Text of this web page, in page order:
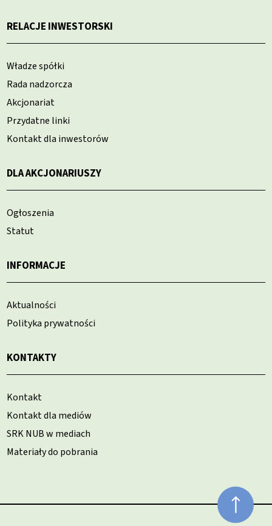
RELACJE INWESTORSKI
Władze spółki
Rada nadzorcza
Akcjonariat
Przydatne linki
Kontakt dla inwestorów
DLA AKCJONARIUSZY
Ogłoszenia
Statut
INFORMACJE
Aktualności
Polityka prywatności
KONTAKTY
Kontakt
Kontakt dla mediów
SRK NUB w mediach
Materiały do pobrania